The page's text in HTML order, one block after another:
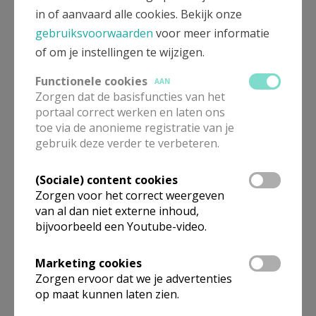
Jongeren naar Lourdes - 12-
18 april 2026
Bernadette in Bisdom Brugge
Bedevaartsprokkels 31 maart
2025
in of aanvaard alle cookies. Bekijk onze
gebruiksvoorwaarden voor meer informatie
of om je instellingen te wijzigen.
Functionele cookies
AAN
Zorgen dat de basisfuncties van het
portaal correct werken en laten ons
toe via de anonieme registratie van je
gebruik deze verder te verbeteren.
(Sociale) content cookies
Zorgen voor het correct weergeven
van al dan niet externe inhoud,
bijvoorbeeld een Youtube-video.
Marketing cookies
Zorgen ervoor dat we je advertenties
op maat kunnen laten zien.